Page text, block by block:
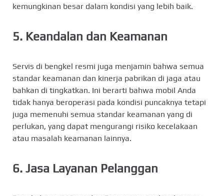
kemungkinan besar dalam kondisi yang lebih baik.
5. Keandalan dan Keamanan
Servis di bengkel resmi juga menjamin bahwa semua
standar keamanan dan kinerja pabrikan di jaga atau
bahkan di tingkatkan. Ini berarti bahwa mobil Anda
tidak hanya beroperasi pada kondisi puncaknya tetapi
juga memenuhi semua standar keamanan yang di
perlukan, yang dapat mengurangi risiko kecelakaan
atau masalah keamanan lainnya.
6. Jasa Layanan Pelanggan